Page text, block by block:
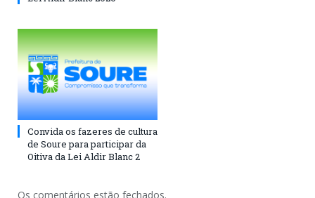
Convida os fazeres de cultura
de Soure para participar da
Oitiva da Lei Aldir Blanc 2
Os comentários estão fechados.